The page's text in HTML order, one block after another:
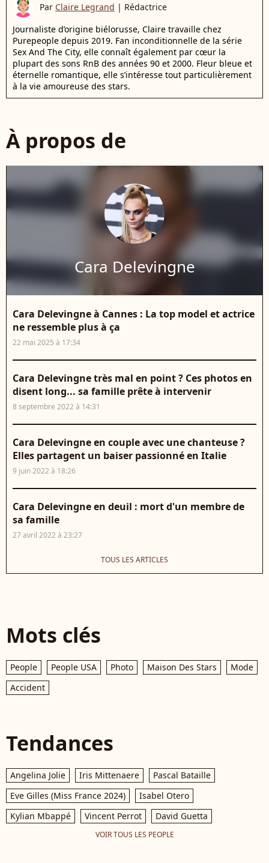
Par Claire Legrand | Rédactrice
Journaliste d’origine biélorusse, Claire travaille chez
Purepeople depuis 2019. Fan inconditionnelle de la série
Sex And The City, elle connaît également par cœur la
plupart des sons RnB des années 90 et 2000. Fleur bleue et
éternelle romantique, elle s’intéresse tout particulièrement
à la vie amoureuse des stars.
À propos de
Cara Delevingne
Cara Delevingne à Cannes : La top model et actrice
ne ressemble plus à ça
22 mai 2025 à 17:34
Cara Delevingne très mal en point ? Ces photos en
disent long... sa famille prête à intervenir
8 septembre 2022 à 14:31
Cara Delevingne en couple avec une chanteuse ?
Elles partagent un baiser passionné en Italie
9 juin 2022 à 18:26
Cara Delevingne en deuil : mort d'un membre de
sa famille
27 avril 2022 à 23:27
TOUS LES ARTICLES
Mots clés
People People USA Photo Maison Des Stars
Mode
Accident
Tendances
Angelina Jolie Iris Mittenaere
Pascal Bataille
Eve Gilles (Miss France 2024)
Isabel Otero
Kylian Mbappé
Vincent Perrot David Guetta
VOIR TOUS LES PEOPLE